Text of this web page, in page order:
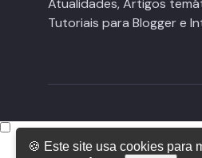
Atualidades, Artigos
Tutoriais para Blogger e
🍪 Este site usa cookies para